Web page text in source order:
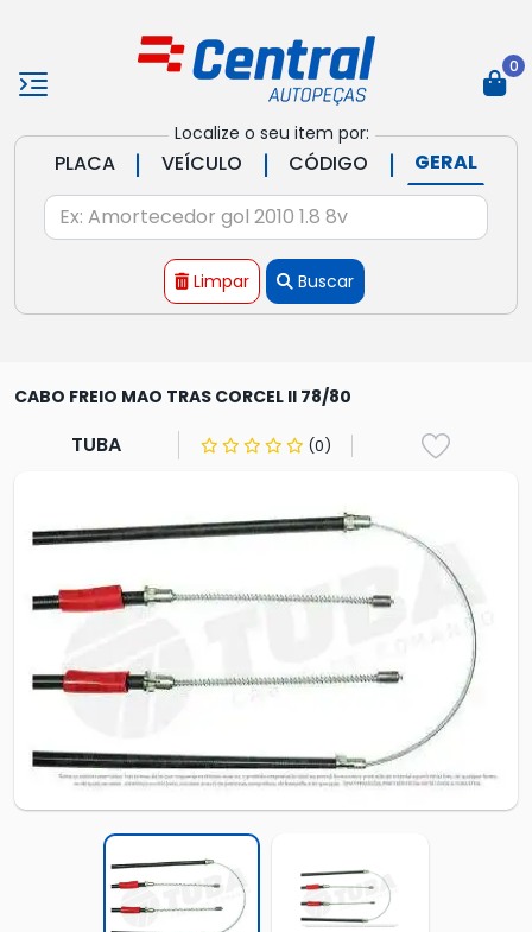
Localize o seu item por:
PLACA | VEÍCULO | CÓDIGO | GERAL
Limpar Buscar
0
CABO FREIO MAO TRAS CORCEL II 78/80
TUBA (0)